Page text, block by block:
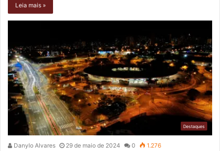
Leia mais »
Destaques
Danylo Alvares 29 de maio de 2024 0 1.276